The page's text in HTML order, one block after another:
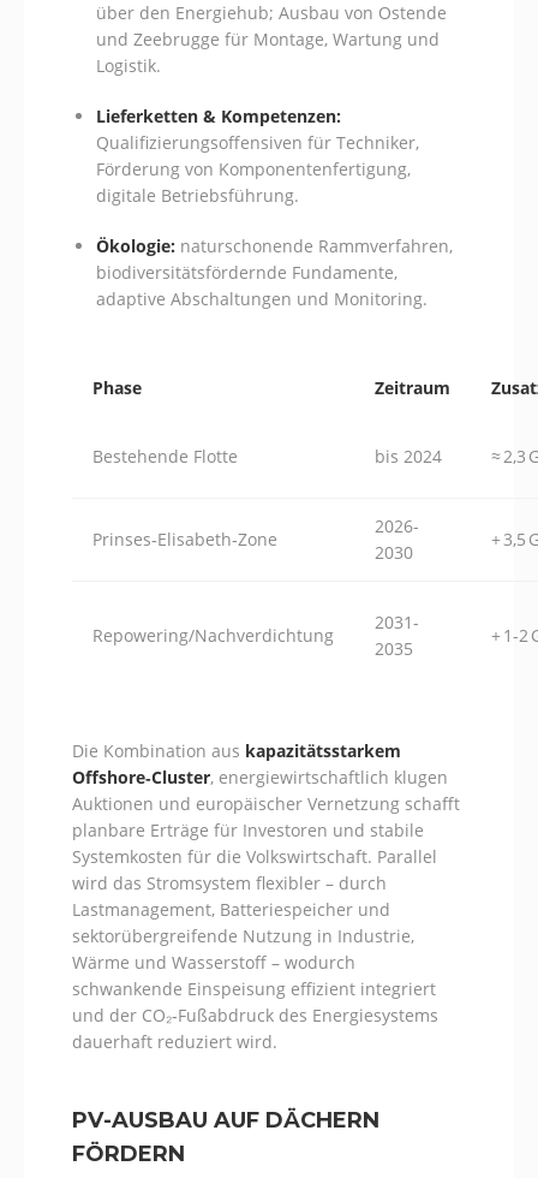
über den Energiehub; Ausbau von Ostende
und Zeebrugge für Montage, Wartung und
Logistik.
Lieferketten & Kompetenzen:
Qualifizierungsoffensiven für Techniker,
Förderung von Komponentenfertigung,
digitale Betriebsführung.
Ökologie: naturschonende Rammverfahren,
biodiversitätsfördernde Fundamente,
adaptive Abschaltungen und Monitoring.
Phase Zeitraum
Bestehende Flotte bis 2024 ≈ 2,3
Prinses‑Elisabeth‑Zone
2026-
2030
+ 3,5
Repowering/Nachverdichtung
2031-
2035
+ 1-2
Die Kombination aus kapazitätsstarkem
Offshore‑Cluster, energiewirtschaftlich klugen
Auktionen und europäischer Vernetzung schafft
planbare Erträge für Investoren und stabile
Systemkosten für die Volkswirtschaft. Parallel
wird das Stromsystem flexibler – durch
Lastmanagement, Batteriespeicher und
sektorübergreifende Nutzung in Industrie,
Wärme und Wasserstoff – wodurch
schwankende Einspeisung effizient integriert
und der CO₂‑Fußabdruck des Energiesystems
dauerhaft reduziert wird.
PV-AUSBAU AUF DÄCHERN
FÖRDERN